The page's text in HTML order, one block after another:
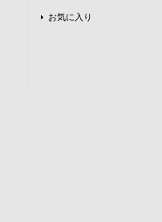
お気に入り